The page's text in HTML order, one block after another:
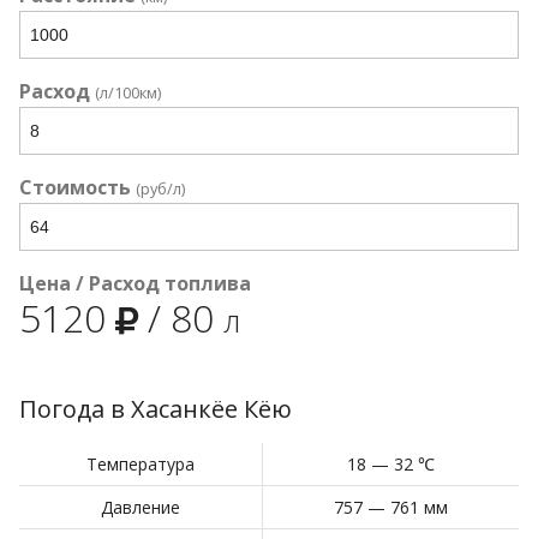
Расход (л/100км)
Стоимость (руб/л)
Цена / Расход топлива
5120 / 80 л
Погода в Хасанкёе Кёю
Температура
18 — 32 ℃
Давление
757 — 761 мм